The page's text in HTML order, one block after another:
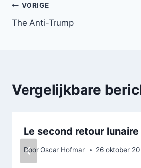
Bericht
navigatie
VORIGE
The Anti-Trump
Vergelijkbare
Le second retour lunaire
DoorOscar Hofman 26 oktober